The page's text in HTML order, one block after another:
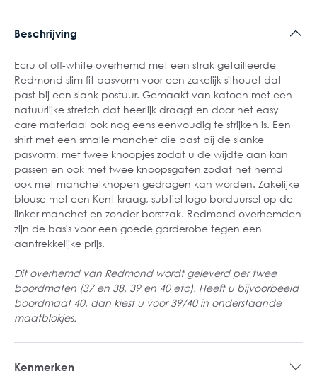
Beschrijving
Ecru of off-white overhemd met een strak getailleerde
Redmond slim fit pasvorm voor een zakelijk silhouet dat
past bij een slank postuur. Gemaakt van katoen met een
natuurlijke stretch dat heerlijk draagt en door het easy
care materiaal ook nog eens eenvoudig te strijken is. Een
shirt met een smalle manchet die past bij de slanke
pasvorm, met twee knoopjes zodat u de wijdte aan kan
passen en ook met twee knoopsgaten zodat het hemd
ook met manchetknopen gedragen kan worden. Zakelijke
blouse met een Kent kraag, subtiel logo borduursel op de
linker manchet en zonder borstzak. Redmond overhemden
zijn de basis voor een goede garderobe tegen een
aantrekkelijke prijs.
Dit overhemd van Redmond wordt geleverd per twee
boordmaten (37 en 38, 39 en 40 etc). Heeft u bijvoorbeeld
boordmaat 40, dan kiest u voor 39/40 in onderstaande
maatblokjes.
Kenmerken